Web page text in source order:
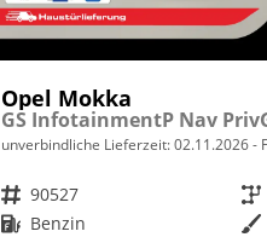
Opel Mokka
GS InfotainmentP Nav
unverbindliche Lieferzeit:02.11.2026
Fahrzeugnr. 90527 Getriebe
Kraftstoff Benzin Außenfarbe